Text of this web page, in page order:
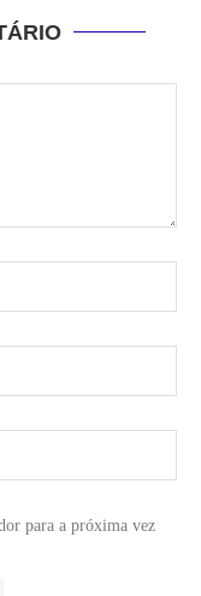
para a próxima vez